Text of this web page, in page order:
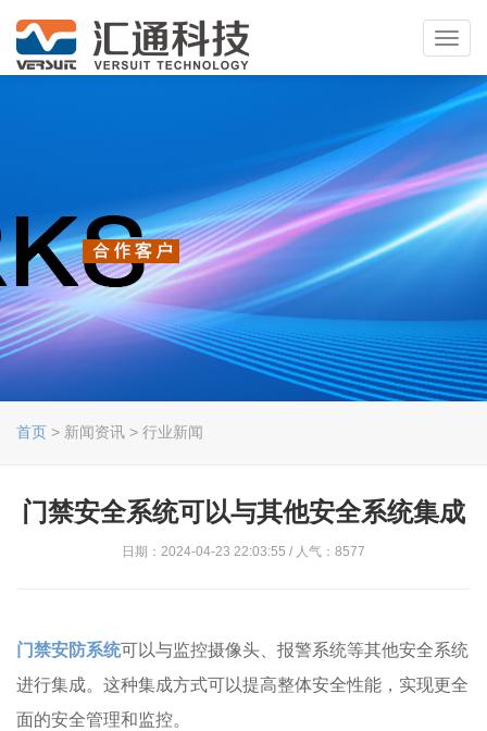
首页 > 新闻资讯 > 行业新闻
门禁安全系统可以与其他安全系统集成
日期：2024-04-23 22:03:55 / 人气：8577
门禁安防系统可以与监控摄像头、报警系统等其他安全系统
进行集成。这种集成方式可以提高整体安全性能，实现更全
面的安全管理和监控。